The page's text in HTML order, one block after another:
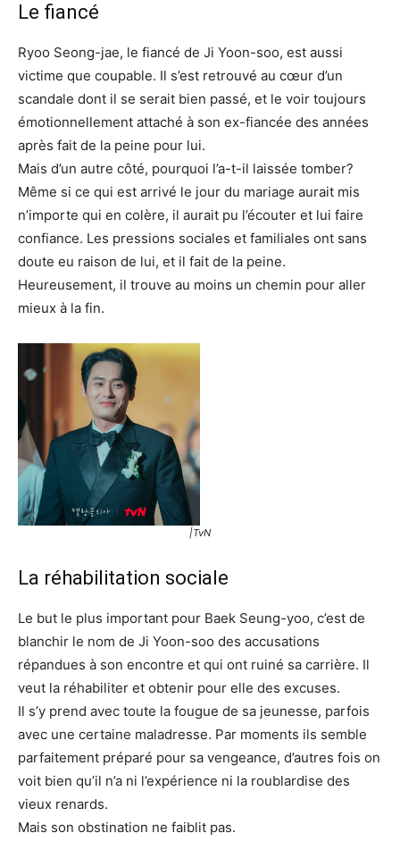
Le fiancé
Ryoo Seong-jae, le fiancé de Ji Yoon-soo, est aussi
victime que coupable. Il s’est retrouvé au cœur d’un
scandale dont il se serait bien passé, et le voir toujours
émotionnellement attaché à son ex-fiancée des années
après fait de la peine pour lui.
Mais d’un autre côté, pourquoi l’a-t-il laissée tomber?
Même si ce qui est arrivé le jour du mariage aurait mis
n’importe qui en colère, il aurait pu l’écouter et lui faire
confiance. Les pressions sociales et familiales ont sans
doute eu raison de lui, et il fait de la peine.
Heureusement, il trouve au moins un chemin pour aller
mieux à la fin.
|TvN
La réhabilitation sociale
Le but le plus important pour Baek Seung-yoo, c’est de
blanchir le nom de Ji Yoon-soo des accusations
répandues à son encontre et qui ont ruiné sa carrière. Il
veut la réhabiliter et obtenir pour elle des excuses.
Il s’y prend avec toute la fougue de sa jeunesse, parfois
avec une certaine maladresse. Par moments ils semble
parfaitement préparé pour sa vengeance, d’autres fois on
voit bien qu’il n’a ni l’expérience ni la roublardise des
vieux renards.
Mais son obstination ne faiblit pas.